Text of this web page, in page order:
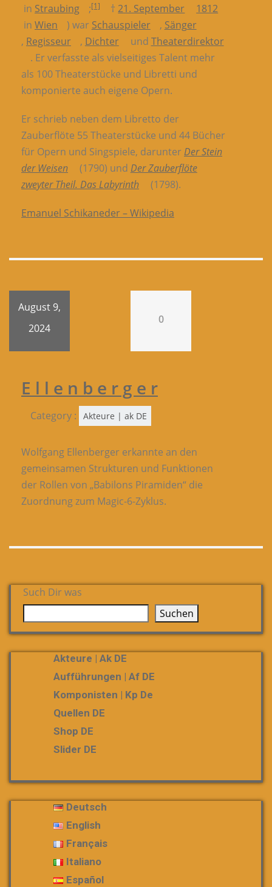
in Straubing ;[1] †21. September
1812
in Wien ) war Schauspieler , Sänger
, Regisseur , Dichter und Theaterdirektor
. Er verfasste als vielseitiges Talent mehr
als 100 Theaterstücke und Libretti und
komponierte auch eigene Opern.
Er schrieb neben dem Libretto der
Zauberflöte 55 Theaterstücke und 44 Bücher
für Opern und Singspiele, darunterDer Stein
der Weisen
(1790) und Der Zauberflöte
zweyter Theil. Das Labyrinth
(1798).
Emanuel Schikaneder – Wikipedia
August 9,
2024
0
E l l e n b e r g e r
Category : Akteure | ak DE
Wolfgang Ellenberger erkannte an den
gemeinsamen Strukturen und Funktionen
der Rollen von „Babilons Piramiden“ die
Zuordnung zum Magic-6-Zyklus.
Such Dir was
Suchen
Akteure | Ak DE
Aufführungen | Af DE
Komponisten | Kp De
Quellen DE
Shop DE
Slider DE
Deutsch
English
Français
Italiano
Español